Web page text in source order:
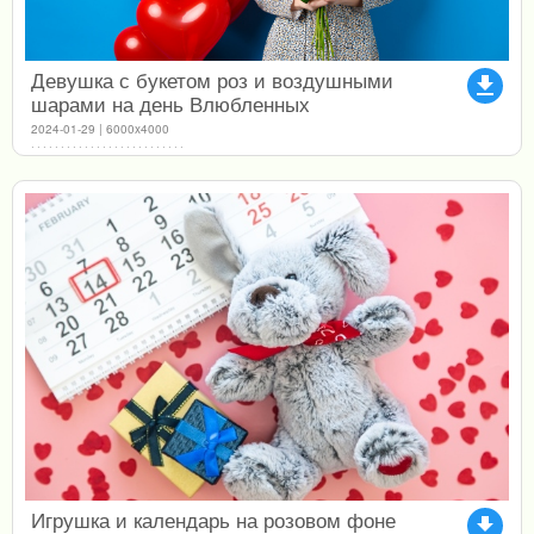
file_download
Девушка с букетом роз и воздушными
шарами на день Влюбленных
2024-01-29 | 6000x4000
file_download
Игрушка и календарь на розовом фоне